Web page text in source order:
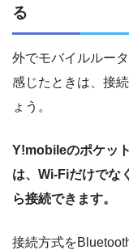
る
外でモバイルルー
感じたときは、接
ょう。
Y!mobileのポケッ
は、Wi-Fiだけでな
ら接続できます。
接続方式を